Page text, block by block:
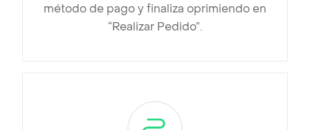
método de pago y finaliza oprimiendo en
“Realizar Pedido”.